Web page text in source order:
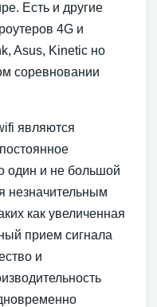
Есть и другие
4G и
Asus, Kinetic но
соревновании
являются
один и не большой
незначительным
как увеличенная
прием сигнала
и